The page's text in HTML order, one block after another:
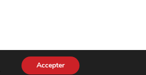
Accepter